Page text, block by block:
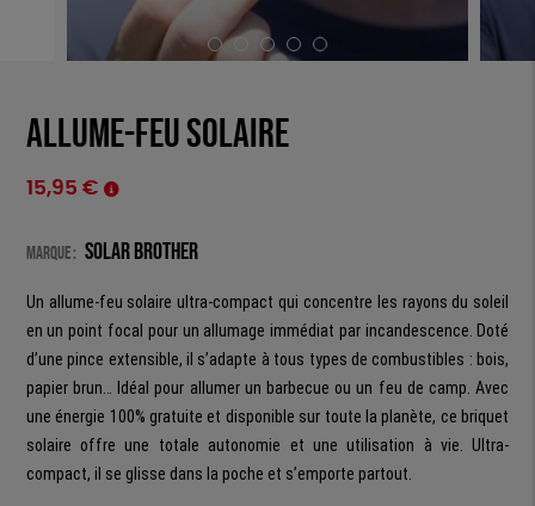
Allume-feu solaire
15,95 €
Marque : Solar Brother
Un allume-feu solaire ultra-compact qui concentre les rayons du soleil
en un point focal pour un allumage immédiat par incandescence. Doté
d’une pince extensible, il s’adapte à tous types de combustibles : bois,
papier brun… Idéal pour allumer un barbecue ou un feu de camp. Avec
une énergie 100% gratuite et disponible sur toute la planète, ce briquet
solaire offre une totale autonomie et une utilisation à vie. Ultra-
compact, il se glisse dans la poche et s’emporte partout.